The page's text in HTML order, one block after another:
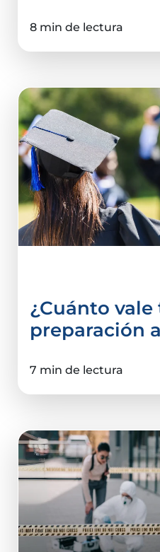
8 min de lectura
¿Cuánto vale
preparación
7 min de lectura